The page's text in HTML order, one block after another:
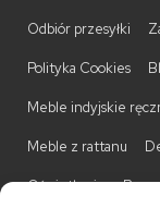
Odbiór przesyłki
Polityka Cookies
Meble indyjskie
Meble z rattanu
Oświetlenie